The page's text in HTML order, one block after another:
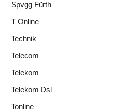
Spvgg Fürth
T Online
Technik
Telecom
Telekom
Telekom Dsl
Tonline